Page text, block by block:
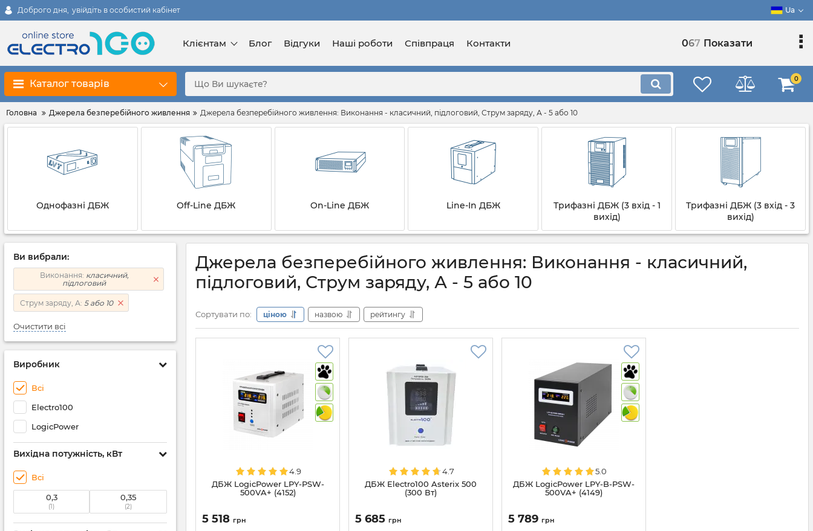
Доброго дня, увійдіть в особистий кабінет Ua
Клієнтам Блог Відгуки Наші роботи Співпраця Контакти 067 Показати
Каталог товарів 0
Головна Джерела безперебійного живлення Джерела безперебійного живлення: Виконання - класичний, підлоговий, Струм заряду, А - 5 або 10
Однофазні ДБЖ Off-Line ДБЖ On-Line ДБЖ Line-In ДБЖ
Трифазні ДБЖ (3 вхід - 1
вихід)
Трифазні ДБЖ (3 вхід - 3
вихід)
Ви вибрали:
Виконання: класичний,
підлоговий
Струм заряду, А: 5 або 10
Очистити всі
Виробник
Всі
Electro100
LogicPower
Вихідна потужність, кВт
Всі
0,3
(1)
0,35
(2)
Джерела безперебійного живлення: Виконання - класичний,
підлоговий, Струм заряду, А - 5 або 10
Сортувати по: ціною назвою рейтингу
4.9
ДБЖ LogicPower LPY-PSW-
500VA+ (4152)
5 518 грн
4.7
ДБЖ Electro100 Asterix 500
(300 Вт)
5 685 грн
5.0
ДБЖ LogicPower LPY-B-PSW-
500VA+ (4149)
5 789 грн